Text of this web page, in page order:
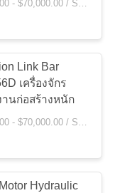
ทำ
144
Link Bar
เครื่องจักร
านก่อสร้างหนัก
$50,000.00 - $70,000.00 / Set MOQ:1 ตั้ง / ชุด
Hydraulic